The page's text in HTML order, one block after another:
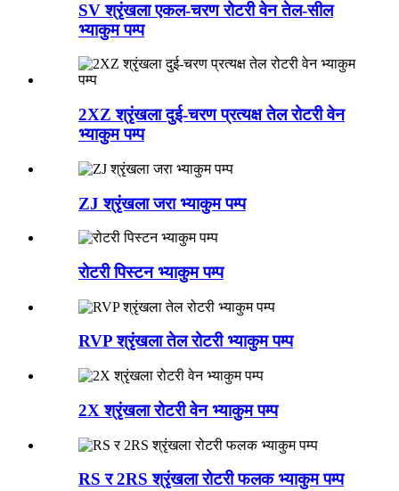
SV श्रृंखला एकल-चरण रोटरी वेन तेल-सील
भ्याकुम पम्प
2XZ श्रृंखला दुई-चरण प्रत्यक्ष तेल रोटरी वेन
भ्याकुम पम्प
ZJ श्रृंखला जरा भ्याकुम पम्प
रोटरी पिस्टन भ्याकुम पम्प
RVP श्रृंखला तेल रोटरी भ्याकुम पम्प
2X श्रृंखला रोटरी वेन भ्याकुम पम्प
RS र 2RS श्रृंखला रोटरी फलक भ्याकुम पम्प